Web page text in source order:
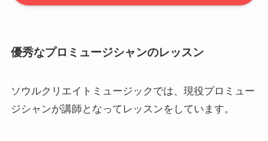
優秀なプロミュージシャンのレッスン
ソウルクリエイトミュージックでは、現役プロミュー
ジシャンが講師となってレッスンをしています。